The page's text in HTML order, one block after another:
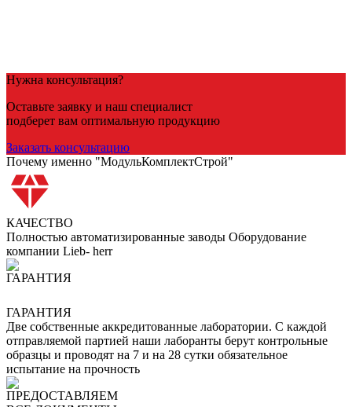
Нужна консультация?
Оставьте заявку и наш специалист
подберет вам оптимальную продукцию
Заказать консультацию
Почему именно "МодульКомплектСтрой"
КАЧЕСТВО
Полностью автоматизированные заводы Оборудование
компании Lieb- herr
ГАРАНТИЯ
Две собственные аккредитованные лаборатории. С каждой
отправляемой партией наши лаборанты берут контрольные
образцы и проводят на 7 и на 28 сутки обязательное
испытание на прочность